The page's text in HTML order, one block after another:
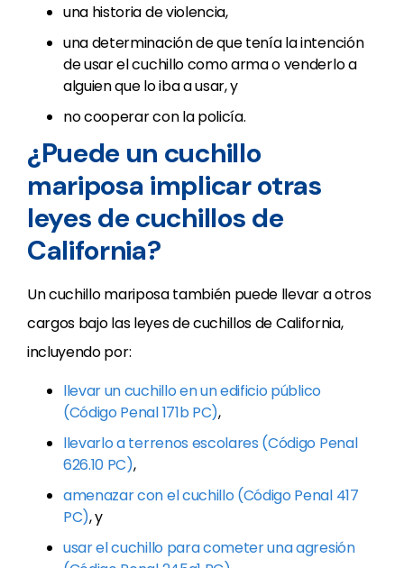
una historia de violencia,
una determinación de que tenía la intención
de usar el cuchillo como arma o venderlo a
alguien que lo iba a usar, y
no cooperar con la policía.
¿Puede un cuchillo
mariposa implicar otras
leyes de cuchillos de
California?
Un cuchillo mariposa también puede llevar a otros
cargos bajo las leyes de cuchillos de California,
incluyendo por:
llevar un cuchillo en un edificio público
(Código Penal 171b PC),
llevarlo a terrenos escolares (Código Penal
626.10 PC),
amenazar con el cuchillo (Código Penal 417
PC), y
usar el cuchillo para cometer una agresión